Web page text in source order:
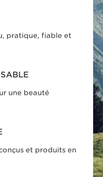
pratique, fiable et
une beauté
et produits en